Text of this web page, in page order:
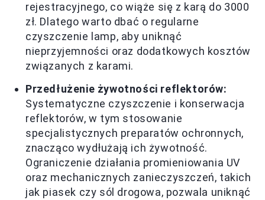
rejestracyjnego, co wiąże się z karą do 3000
zł. Dlatego warto dbać o regularne
czyszczenie lamp, aby uniknąć
nieprzyjemności oraz dodatkowych kosztów
związanych z karami.
Przedłużenie żywotności reflektorów:
Systematyczne czyszczenie i konserwacja
reflektorów, w tym stosowanie
specjalistycznych preparatów ochronnych,
znacząco wydłużają ich żywotność.
Ograniczenie działania promieniowania UV
oraz mechanicznych zanieczyszczeń, takich
jak piasek czy sól drogowa, pozwala uniknąć